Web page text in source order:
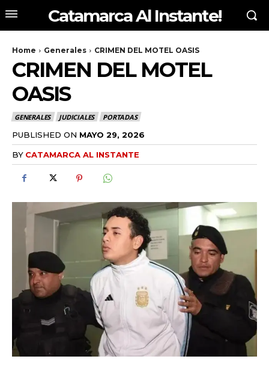
Catamarca Al Instante!
Home Generales CRIMEN DEL MOTEL OASIS
CRIMEN DEL MOTEL
OASIS
GENERALES JUDICIALES PORTADAS
PUBLISHED ON MAYO 29, 2026
BY CATAMARCA AL INSTANTE